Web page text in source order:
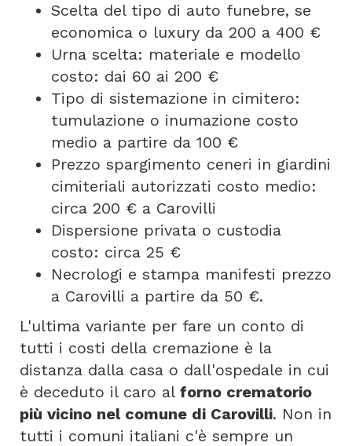
Scelta del tipo di auto funebre, se
economica o luxury da 200 a 400 €
Urna scelta: materiale e modello
costo: dai 60 ai 200 €
Tipo di sistemazione in cimitero:
tumulazione o inumazione costo
medio a partire da 100 €
Prezzo spargimento ceneri in giardini
cimiteriali autorizzati costo medio:
circa 200 € a Carovilli
Dispersione privata o custodia
costo: circa 25 €
Necrologi e stampa manifesti prezzo
a Carovilli a partire da 50 €.
L'ultima variante per fare un conto di
tutti i costi della cremazione è la
distanza dalla casa o dall'ospedale in cui
è deceduto il caro al forno crematorio
più vicino nel comune di Carovilli. Non in
tutti i comuni italiani c'è sempre un